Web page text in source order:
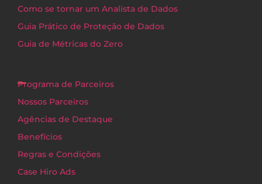
Como se tornar um Analista de Dados
Guia Prático de Proteção de Dados
Guia de Métricas do Zero
Programa de Parceiros
Nossos Parceiros
Agências de Destaque
Benefícios
Regras e Condições
Case Hiro Ads